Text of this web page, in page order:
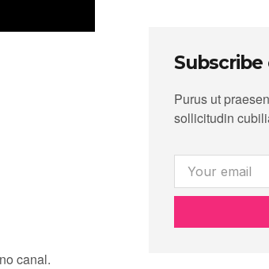
canal.
Purus ut
sollicitudin